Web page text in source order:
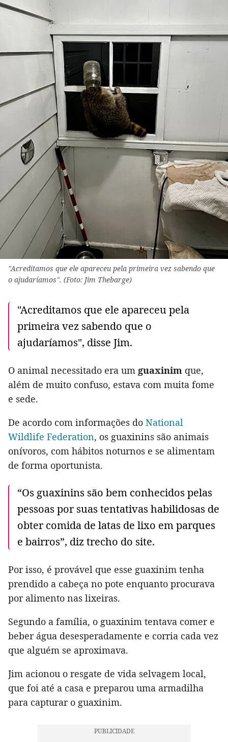
"Acreditamos que ele apareceu pela primeira vez sabendo que
o ajudaríamos". (Foto: Jim Thebarge)
"Acreditamos que ele apareceu pela
primeira vez sabendo que o
ajudaríamos", disse Jim.
O animal necessitado era um guaxinim que,
além de muito confuso, estava com muita fome
e sede.
De acordo com informações do National
Wildlife Federation, os guaxinins são animais
onívoros, com hábitos noturnos e se alimentam
de forma oportunista.
“Os guaxinins são bem conhecidos pelas
pessoas por suas tentativas habilidosas de
obter comida de latas de lixo em parques
e bairros”, diz trecho do site.
Por isso, é provável que esse guaxinim tenha
prendido a cabeça no pote enquanto procurava
por alimento nas lixeiras.
Segundo a família, o guaxinim tentava comer e
beber água desesperadamente e corria cada vez
que alguém se aproximava.
Jim acionou o resgate de vida selvagem local,
que foi até a casa e preparou uma armadilha
para capturar o guaxinim.